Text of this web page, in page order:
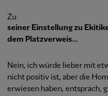
Zu
seiner Einstellung zu
dem Platzverweis...
Nein, ich würde lieber mit
nicht positiv ist, aber die
erwiesen haben, entsprach,